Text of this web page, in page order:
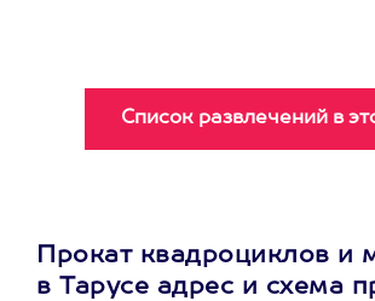
Прокат квадроциклов и
в Тарусе адрес и схема